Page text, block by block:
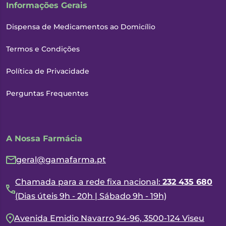
Informações Gerais
Dispensa de Medicamentos ao Domicílio
Termos e Condições
Política de Privacidade
Perguntas Frequentes
A Nossa Farmácia
geral@gamafarma.pt
Chamada para a rede fixa nacional: 232 435 680
(Dias úteis 9h - 20h | Sábado 9h - 19h)
Avenida Emidio Navarro 94-96, 3500-124 Viseu